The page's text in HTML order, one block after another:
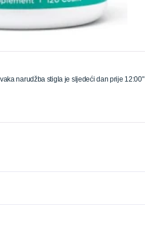
narudžba stigla je sljedeći dan prije 12:00"